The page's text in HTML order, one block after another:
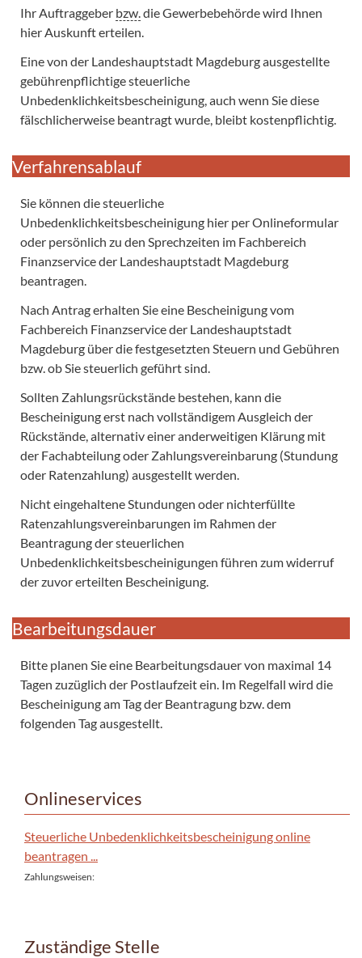
Ihr Auftraggeber bzw. die Gewerbebehörde wird Ihnen
hier Auskunft erteilen.
Eine von der Landeshauptstadt Magdeburg ausgestellte
gebührenpflichtige steuerliche
Unbedenklichkeitsbescheinigung, auch wenn Sie diese
fälschlicherweise beantragt wurde, bleibt kostenpflichtig.
Verfahrensablauf
Sie können die steuerliche
Unbedenklichkeitsbescheinigung hier per Onlineformular
oder persönlich zu den Sprechzeiten im Fachbereich
Finanzservice der Landeshauptstadt Magdeburg
beantragen.
Nach Antrag erhalten Sie eine Bescheinigung vom
Fachbereich Finanzservice der Landeshauptstadt
Magdeburg über die festgesetzten Steuern und Gebühren
bzw. ob Sie steuerlich geführt sind.
Sollten Zahlungsrückstände bestehen, kann die
Bescheinigung erst nach vollständigem Ausgleich der
Rückstände, alternativ einer anderweitigen Klärung mit
der Fachabteilung oder Zahlungsvereinbarung (Stundung
oder Ratenzahlung) ausgestellt werden.
Nicht eingehaltene Stundungen oder nichterfüllte
Ratenzahlungsvereinbarungen im Rahmen der
Beantragung der steuerlichen
Unbedenklichkeitsbescheinigungen führen zum widerruf
der zuvor erteilten Bescheinigung.
Bearbeitungsdauer
Bitte planen Sie eine Bearbeitungsdauer von maximal 14
Tagen zuzüglich der Postlaufzeit ein. Im Regelfall wird die
Bescheinigung am Tag der Beantragung bzw. dem
folgenden Tag ausgestellt.
Onlineservices
Steuerliche Unbedenklichkeitsbescheinigung online
beantragen ...
Zahlungsweisen:
Zuständige Stelle